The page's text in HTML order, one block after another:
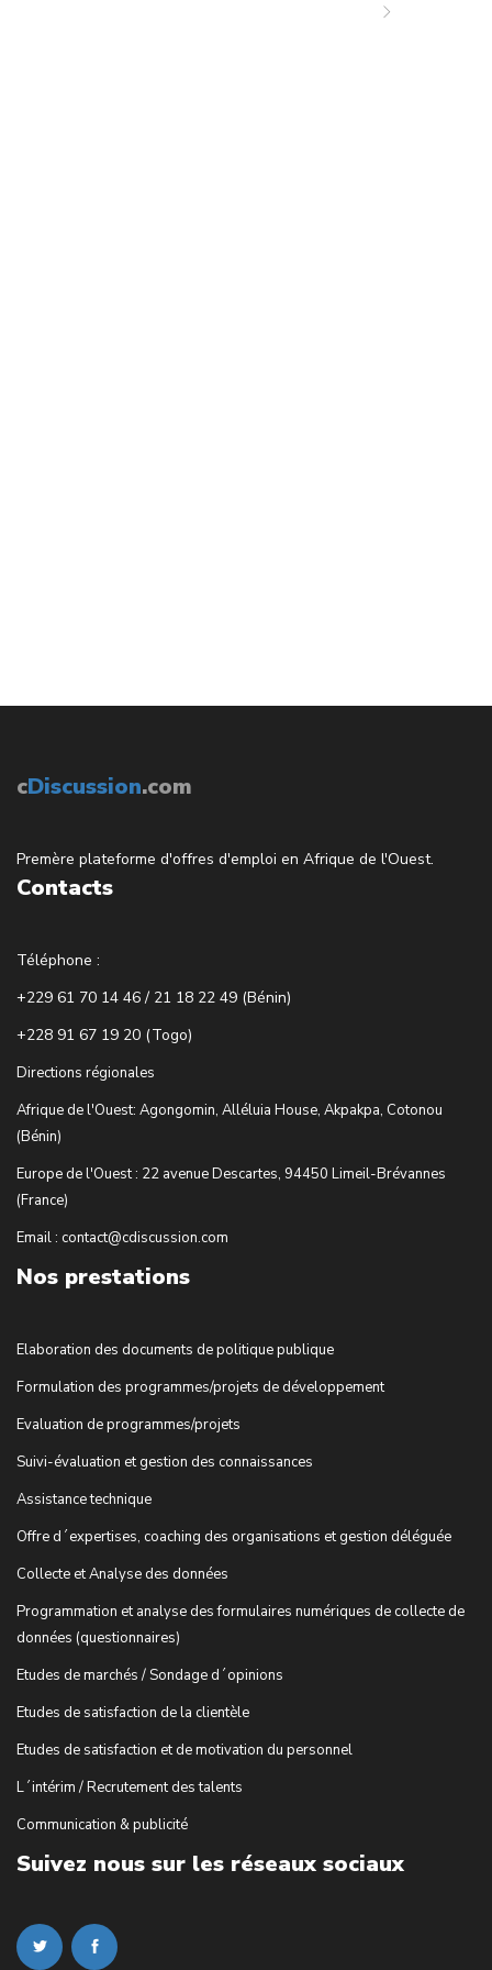
cDiscussion.com
Premère plateforme d'offres d'emploi en Afrique de l'Ouest.
Contacts
Téléphone :
+229 61 70 14 46 / 21 18 22 49 (Bénin)
+228 91 67 19 20 (Togo)
Directions régionales
Afrique de l'Ouest: Agongomin, Alléluia House, Akpakpa, Cotonou
(Bénin)
Europe de l'Ouest : 22 avenue Descartes, 94450 Limeil-Brévannes
(France)
Email : contact@cdiscussion.com
Nos prestations
Elaboration des documents de politique publique
Formulation des programmes/projets de développement
Evaluation de programmes/projets
Suivi-évaluation et gestion des connaissances
Assistance technique
Offre d´expertises, coaching des organisations et gestion déléguée
Collecte et Analyse des données
Programmation et analyse des formulaires numériques de collecte de
données (questionnaires)
Etudes de marchés / Sondage d´opinions
Etudes de satisfaction de la clientèle
Etudes de satisfaction et de motivation du personnel
L´intérim / Recrutement des talents
Communication & publicité
Suivez nous sur les réseaux sociaux